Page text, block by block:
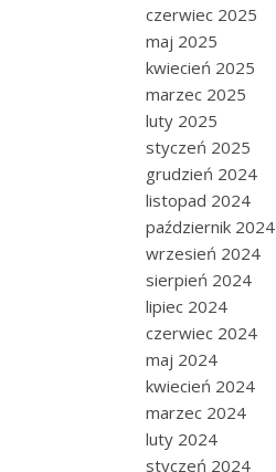
czerwiec 2025
maj 2025
kwiecień 2025
marzec 2025
luty 2025
styczeń 2025
grudzień 2024
listopad 2024
październik 2024
wrzesień 2024
sierpień 2024
lipiec 2024
czerwiec 2024
maj 2024
kwiecień 2024
marzec 2024
luty 2024
styczeń 2024